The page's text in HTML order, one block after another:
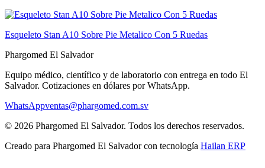
Esqueleto Stan A10 Sobre Pie Metalico Con 5 Ruedas
Phargomed El Salvador
Equipo médico, científico y de laboratorio con entrega en todo El
Salvador. Cotizaciones en dólares por WhatsApp.
WhatsAppventas@phargomed.com.sv
© 2026 Phargomed El Salvador. Todos los derechos reservados.
Creado para Phargomed El Salvadorcon tecnología Hailan ERP